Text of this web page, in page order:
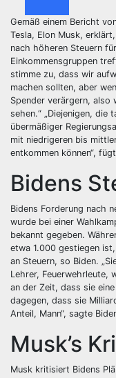
Gemäß einem Bericht
Tesla, Elon Musk,
nach höheren Steuern
Einkommensgruppen
stimme zu, dass wir
machen sollten, aber
Spender verärgern, also
sehen.“ „Diejenigen, die
übermäßiger
mit niedrigeren bis
entkommen können“,
Bidens
Bidens Forderung nach
wurde bei einer
bekannt gegeben.
etwa 1.000 gestiegen
an Steuern, so Biden.
Lehrer, Feuerwehrleute,
an der Zeit, dass sie
dagegen, dass sie
Anteil, Mann“, sagte
Musk’s
Musk kritisiert Bidens